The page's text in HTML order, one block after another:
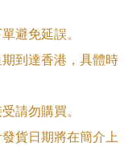
避免延誤。
到達香港，具體時
請勿購買。
貨日期將在簡介上